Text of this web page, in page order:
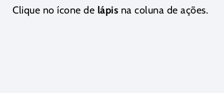
Clique no ícone de lápis na coluna de ações.